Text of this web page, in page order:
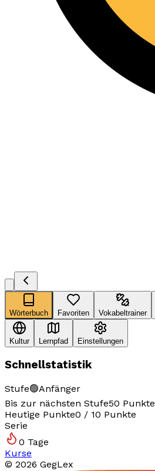
Wörterbuch Favoriten Vokabeltrainer
Kultur Lernpfad Einstellungen
Schnellstatistik
Stufe🟢Anfänger
Bis zur nächsten Stufe50 Punkte
Heutige Punkte0 / 10 Punkte
Serie
0 Tage
Kurse
© 2026 GegLex